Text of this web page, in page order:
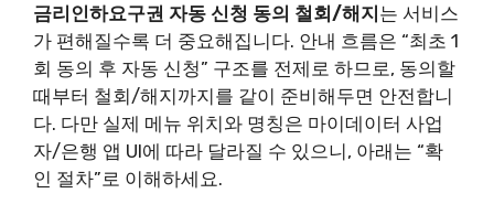
금리인하요구권 자동 신청 동의 철회/해지는 서비스
가 편해질수록 더 중요해집니다. 안내 흐름은 “최초 1
회 동의 후 자동 신청” 구조를 전제로 하므로, 동의할
때부터 철회/해지까지를 같이 준비해두면 안전합니
다. 다만 실제 메뉴 위치와 명칭은 마이데이터 사업
자/은행 앱 UI에 따라 달라질 수 있으니, 아래는 “확
인 절차”로 이해하세요.